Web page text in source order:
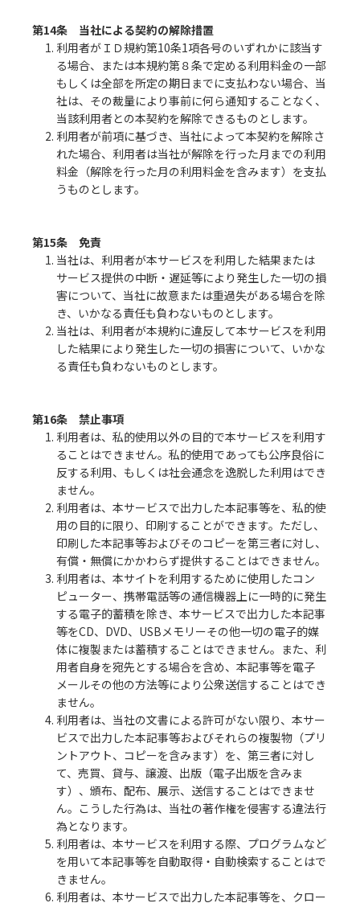
第14条 当社による契約の解除措置
1. 利用者がＩＤ規約第10条1項各号のいずれかに該当す
る場合、または本規約第８条で定める利用料金の一部
もしくは全部を所定の期日までに支払わない場合、当
社は、その裁量により事前に何ら通知することなく、
当該利用者との本契約を解除できるものとします。
2. 利用者が前項に基づき、当社によって本契約を解除さ
れた場合、利用者は当社が解除を行った月までの利用
料金（解除を行った月の利用料金を含みます）を支払
うものとします。
第15条 免責
1. 当社は、利用者が本サービスを利用した結果または
サービス提供の中断・遅延等により発生した一切の損
害について、当社に故意または重過失がある場合を除
き、いかなる責任も負わないものとします。
2. 当社は、利用者が本規約に違反して本サービスを利用
した結果により発生した一切の損害について、いかな
る責任も負わないものとします。
第16条 禁止事項
1. 利用者は、私的使用以外の目的で本サービスを利用す
ることはできません。私的使用であっても公序良俗に
反する利用、もしくは社会通念を逸脱した利用はでき
ません。
2. 利用者は、本サービスで出力した本記事等を、私的使
用の目的に限り、印刷することができます。ただし、
印刷した本記事等およびそのコピーを第三者に対し、
有償・無償にかかわらず提供することはできません。
3. 利用者は、本サイトを利用するために使用したコン
ピューター、携帯電話等の通信機器上に一時的に発生
する電子的蓄積を除き、本サービスで出力した本記事
等をCD、DVD、USBメモリーその他一切の電子的媒
体に複製または蓄積することはできません。また、利
用者自身を宛先とする場合を含め、本記事等を電子
メールその他の方法等により公衆送信することはでき
ません。
4. 利用者は、当社の文書による許可がない限り、本サー
ビスで出力した本記事等およびそれらの複製物（プリ
ントアウト、コピーを含みます）を、第三者に対し
て、売買、貸与、譲渡、出版（電子出版を含みま
す）、頒布、配布、展示、送信することはできませ
ん。こうした行為は、当社の著作権を侵害する違法行
為となります。
5. 利用者は、本サービスを利用する際、プログラムなど
を用いて本記事等を自動取得・自動検索することはで
きません。
6. 利用者は、本サービスで出力した本記事等を、クロー